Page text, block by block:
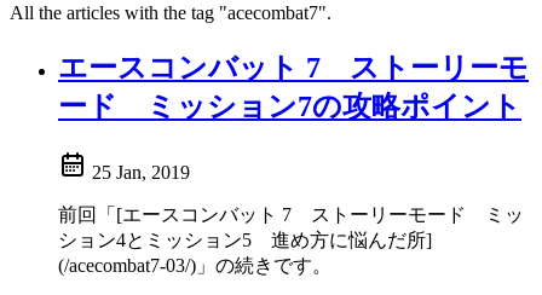
All the articles with the tag "acecombat7".
エースコンバット 7 ストーリーモ
ード ミッション7の攻略ポイント
25 Jan, 2019
前回「[エースコンバット 7 ストーリーモード ミッ
ション4とミッション5 進め方に悩んだ所]
(/acecombat7-03/)」の続きです。